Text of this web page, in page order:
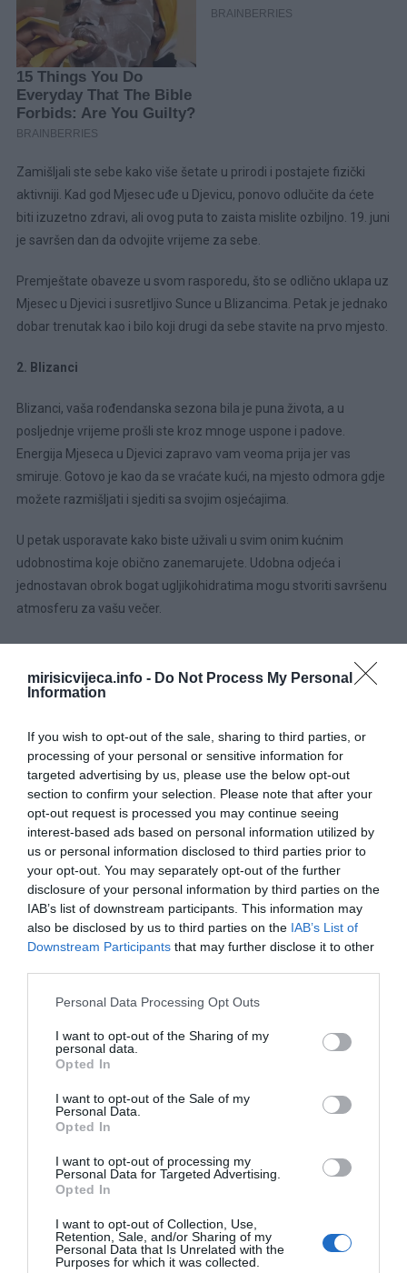
mirisicvijeca.info - Do Not Process My Personal
Information
If you wish to opt-out of the sale, sharing to third parties, or
processing of your personal or sensitive information for
targeted advertising by us, please use the below opt-out
section to confirm your selection. Please note that after your
opt-out request is processed you may continue seeing
interest-based ads based on personal information utilized by
us or personal information disclosed to third parties prior to
your opt-out. You may separately opt-out of the further
disclosure of your personal information by third parties on the
IAB’s list of downstream participants. This information may
also be disclosed by us to third parties on the IAB’s List of
Downstream Participants that may further disclose it to other
Please note that this website/app uses one or more Google
not limited to your visit or usage behaviour. You may click to
grant or deny consent to Google and its third-party tags to
use your data for below specified purposes in below Google
consent section.
Personal Data Processing Opt Outs
I want to opt-out of the Sharing of my
personal data.
Opted In
I want to opt-out of the Sale of my
Personal Data.
Opted In
I want to opt-out of processing my
Personal Data for Targeted Advertising.
Opted In
I want to opt-out of Collection, Use,
Retention, Sale, and/or Sharing of my
Personal Data that Is Unrelated with the
Purposes for which it was collected.
Zamišljali ste sebe kako više šetate u prirodi i postajete fizički
aktivniji. Kad god Mjesec uđe u Djevicu, ponovo odlučite da ćete
biti izuzetno zdravi, ali ovog puta to zaista mislite ozbiljno. 19. juni
je savršen dan da odvojite vrijeme za sebe.
Premještate obaveze u svom rasporedu, što se odlično uklapa uz
Mjesec u Djevici i susretljivo Sunce u Blizancima. Petak je jednako
dobar trenutak kao i bilo koji drugi da sebe stavite na prvo mjesto.
2. Blizanci
Blizanci, vaša rođendanska sezona bila je puna života, a u
posljednje vrijeme prošli ste kroz mnoge uspone i padove.
Energija Mjeseca u Djevici zapravo vam veoma prija jer vas
smiruje. Gotovo je kao da se vraćate kući, na mjesto odmora gdje
možete razmišljati i sjediti sa svojim osjećajima.
U petak usporavate kako biste uživali u svim onim kućnim
udobnostima koje obično zanemarujete. Udobna odjeća i
jednostavan obrok bogat ugljikohidratima mogu stvoriti savršenu
atmosferu za vašu večer.
dolazite. Sviđa vam se sporiji način života. Više volite
jednostavnost i uživate razmišljati o stvarima koje volite dok ih
3.Lav
Tehnički gledano, niste materijalista, već praktična osoba. Kada
dobro izgledate, osjećate se dobro. Kada ste u svom najboljem
izdanju, sve ostalo dolazi na svoje mjesto. Zato toliko naporno
radite kako biste ostvarili što veće prihode. Shvatate da se ne
možete pretvarati da novac nije važan, pa pokušavate pronaći
savršenu ravnotežu.
Ono što vaš horoskop čini veoma povoljnim jeste način na koji
utiče na vaš pogled na estetiku. Smanjujete potrebu za
upadljivošću i birate eleganciju i bezvremenski stil. Mjesec u
Skromnost postaje način na koji pokazujete poštovanje prema
Morate ulagati u svoj život na način koji ima smisla. Počinjete
ozbiljnije razmišljati o bogatstvu i investiranju. Čak i ako možete
učiniti samo jednu malu stvar da unaprijedite svoju garderobu ili
poboljšate svoj javni imidž, spremni ste na to.
Rijetko volite osjećaj ograničenosti. Previše ste kreativni i